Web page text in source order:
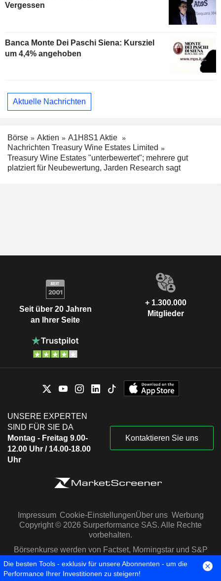
Vergessen
Banca Monte Dei Paschi Siena: Kursziel
um 4,4% angehoben
Aktuelle Nachrichten
Börse Aktien
A1H8S1 Aktie
Nachrichten Treasury Wine Estates Limited
Treasury Wine Estates "unterbewertet"; mehrere gut
platziert für Neubewertung, Jarden Research sagt
Seit über 20 Jahren
an Ihrer Seite
+ 1.300.000
Mitglieder
UNSERE EXPERTEN
SIND FÜR SIE DA
Montag - Freitag 9.00-
12.00 Uhr / 14.00-18.00
Uhr
Kontaktieren Sie uns
Impressum Cookie-EinstellungenÜber uns Werbung
Copyright © 2026 Surperformance SAS. Alle Rechte
vorbehalten.
Börsenkurse werden von Factset, Morningstar und S&P
Capital IQ zur Verfügung gestellt
Die besten Tools - exklusiv für unsere Abonnenten - um die
Performance Ihrer Investitionen zu steigern!